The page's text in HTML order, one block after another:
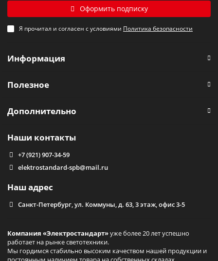
Оформить подписку
Я прочитал и согласен с условиями Политика безопасности
Информация
Полезное
Дополнительно
Наши контакты
+7 (921) 907-34-59
elektrostandard-spb@mail.ru
Наш адрес
Санкт-Петербург, ул. Коммуны, д. 63, 3 этаж, офис 3-5
Компания «Электростандарт»уже более 20 лет успешно
работает на рынке светотехники.
Мы гордимся стабильно высоким качеством нашей продукции и